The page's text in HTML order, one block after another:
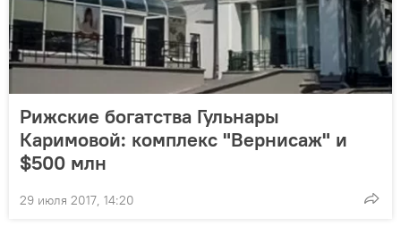
Рижские богатства Гульнары
Каримовой: комплекс "Вернисаж" и
$500 млн
29 июля 2017, 14:20